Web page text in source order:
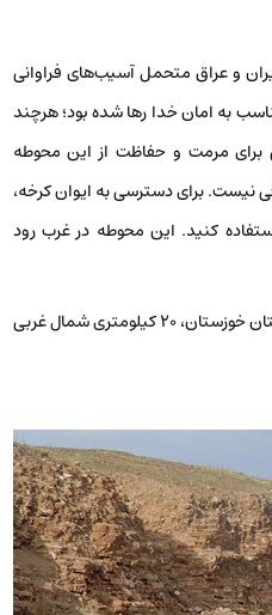
و عراق متحمل آسیب‌های فراوانی
به امان خدا رها شده بود؛ هرچند
مرمت و حفاظت از این محوطه
نیست. برای دسترسی به ایوان کرخه،
کنید. این محوطه در غرب رود
استان خوزستان، ۲۰ کیلومتری شمال‌ غربی